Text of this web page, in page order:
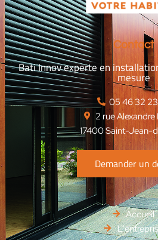
Contact
Bati Innov experte en
mesure
‭05 46 32
2 rue
17400 Saint-Jean-
Demander un
Accueil